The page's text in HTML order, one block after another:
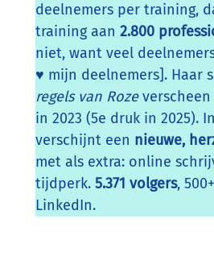
deelnemers per training,
training aan 2.800
niet, want veel
♥ mijn deelnemers]. Haar
regels van Roze
in 2023 (5e druk in 2025).
verschijnt een nieuwe,
met als extra: online
tijdperk. 5.371 volgers,
LinkedIn.